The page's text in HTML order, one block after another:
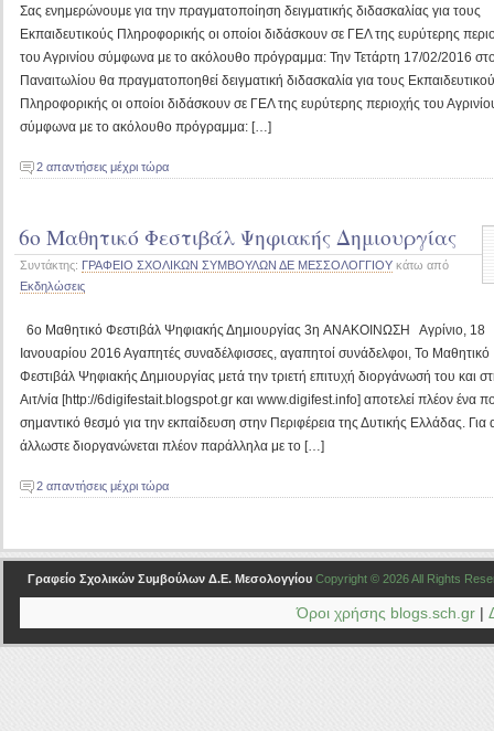
Σας ενημερώνουμε για την πραγματοποίηση δειγματικής διδασκαλίας για τους
Εκπαιδευτικούς Πληροφορικής οι οποίοι διδάσκουν σε ΓΕΛ της ευρύτερης
του Αγρινίου σύμφωνα με το ακόλουθο πρόγραμμα: Την Τετάρτη 17/02/2016
Παναιτωλίου θα πραγματοποηθεί δειγματική διδασκαλία για τους
Πληροφορικής οι οποίοι διδάσκουν σε ΓΕΛ της ευρύτερης περιοχής του
σύμφωνα με το ακόλουθο πρόγραμμα: […]
2 απαντήσεις μέχρι τώρα
6ο Μαθητικό Φεστιβάλ Ψηφιακής Δημιουργίας
Συντάκτης: ΓΡΑΦΕΙΟ ΣΧΟΛΙΚΩΝ ΣΥΜΒΟΥΛΩΝ ΔΕ ΜΕΣΣΟΛΟΓΓΙΟΥ κάτω από
Εκδηλώσεις
6ο Μαθητικό Φεστιβάλ Ψηφιακής Δημιουργίας 3η ΑΝΑΚΟΙΝΩΣΗ Αγρίνιο, 18
Ιανουαρίου 2016 Αγαπητές συναδέλφισσες, αγαπητοί συνάδελφοι, Το Μαθητικό
Φεστιβάλ Ψηφιακής Δημιουργίας μετά την τριετή επιτυχή διοργάνωσή του και
Αιτ/νία [http://6digifestait.blogspot.gr και www.digifest.info] αποτελεί πλέον ένα
σημαντικό θεσμό για την εκπαίδευση στην Περιφέρεια της Δυτικής Ελλάδας. Για
άλλωστε διοργανώνεται πλέον παράλληλα με το […]
2 απαντήσεις μέχρι τώρα
Γραφείο Σχολικών Συμβούλων Δ.Ε. Μεσολογγίου Copyright © 2026 All Rights
Όροι χρήσης blogs.sch.gr|